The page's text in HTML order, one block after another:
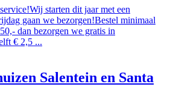
starten dit jaar met een
gaan we bezorgen!Bestel minimaal
dan bezorgen we gratis in
€ 2,5 ...
Salentein en Santa